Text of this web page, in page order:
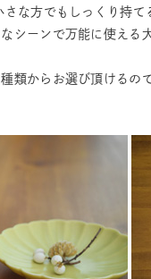
な方でもしっくり持
シーンで万能に使える
類からお選び頂ける